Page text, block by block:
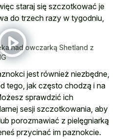
staraj się szczotkować je
do trzech razy w tygodniu,
nad owczarką Shetland z
jest również niezbędne,
tego, jak często chodzą i na
sprawdzić ich
sesji szczotkowania, aby
porozmawiać z pielęgniarką
przycinać im paznokcie.